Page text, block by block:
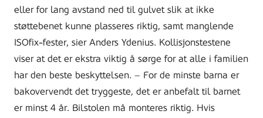
eller for lang avstand ned til gulvet slik at ikke
støttebenet kunne plasseres riktig, samt manglende
ISOfix-fester, sier Anders Ydenius. Kollisjonstestene
viser at det er ekstra viktig å sørge for at alle i familien
har den beste beskyttelsen. – For de minste barna er
bakovervendt det tryggeste, det er anbefalt til barnet
er minst 4 år. Bilstolen må monteres riktig. Hvis